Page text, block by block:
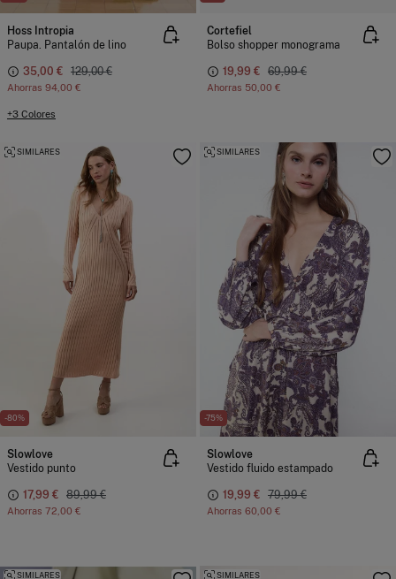
Hoss Intropia
Paupa. Pantalón de lino
35,00 € 129,00 €
Ahorras 94,00 €
+3 Colores
Cortefiel
Bolso shopper monograma
19,99 € 69,99 €
Ahorras 50,00 €
-80%
SIMILARES
Slowlove
Vestido punto
17,99 € 89,99 €
Ahorras 72,00 €
-75%
SIMILARES
Slowlove
Vestido fluido estampado
19,99 € 79,99 €
Ahorras 60,00 €
SIMILARES SIMILARES